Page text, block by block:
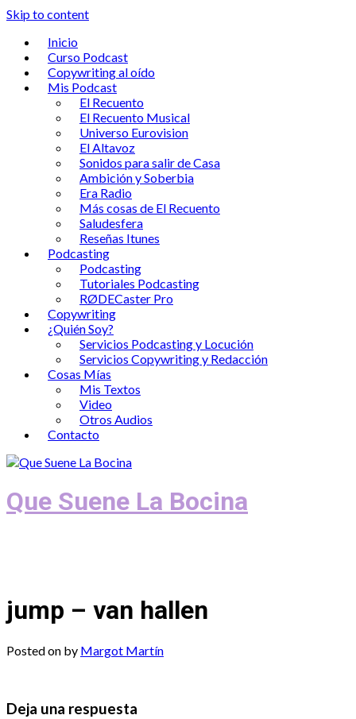
Skip to content
Inicio
Curso Podcast
Copywriting al oído
Mis Podcast
El Recuento
El Recuento Musical
Universo Eurovision
El Altavoz
Sonidos para salir de Casa
Ambición y Soberbia
Era Radio
Más cosas de El Recuento
Saludesfera
Reseñas Itunes
Podcasting
Podcasting
Tutoriales Podcasting
RØDECaster Pro
Copywriting
¿Quién Soy?
Servicios Podcasting y Locución
Servicios Copywriting y Redacción
Cosas Mías
Mis Textos
Video
Otros Audios
Contacto
Que Suene La Bocina
jump – van hallen
Posted on by Margot Martín
Deja una respuesta